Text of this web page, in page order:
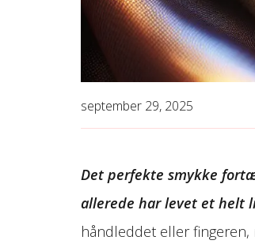
september 29, 2025
Det perfekte smykke
allerede har levet et helt
håndleddet eller